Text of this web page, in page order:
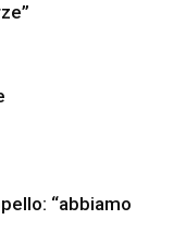
“abbiamo